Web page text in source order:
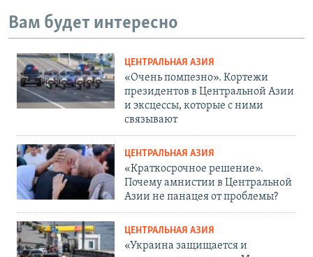
Вам будет интересно
ЦЕНТРАЛЬНАЯ АЗИЯ
«Очень помпезно». Кортежи
президентов в Центральной Азии
и эксцессы, которые с ними
связывают
ЦЕНТРАЛЬНАЯ АЗИЯ
«Краткосрочное решение».
Почему амнистии в Центральной
Азии не панацея от проблемы?
ЦЕНТРАЛЬНАЯ АЗИЯ
«Украина защищается и